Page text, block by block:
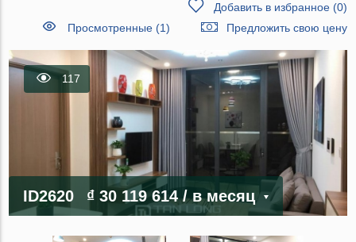
Добавить в избранное(0)
Просмотренные (1)
Предложить свою цену
117
ID2620 ₫ 30 119 614/ в месяц